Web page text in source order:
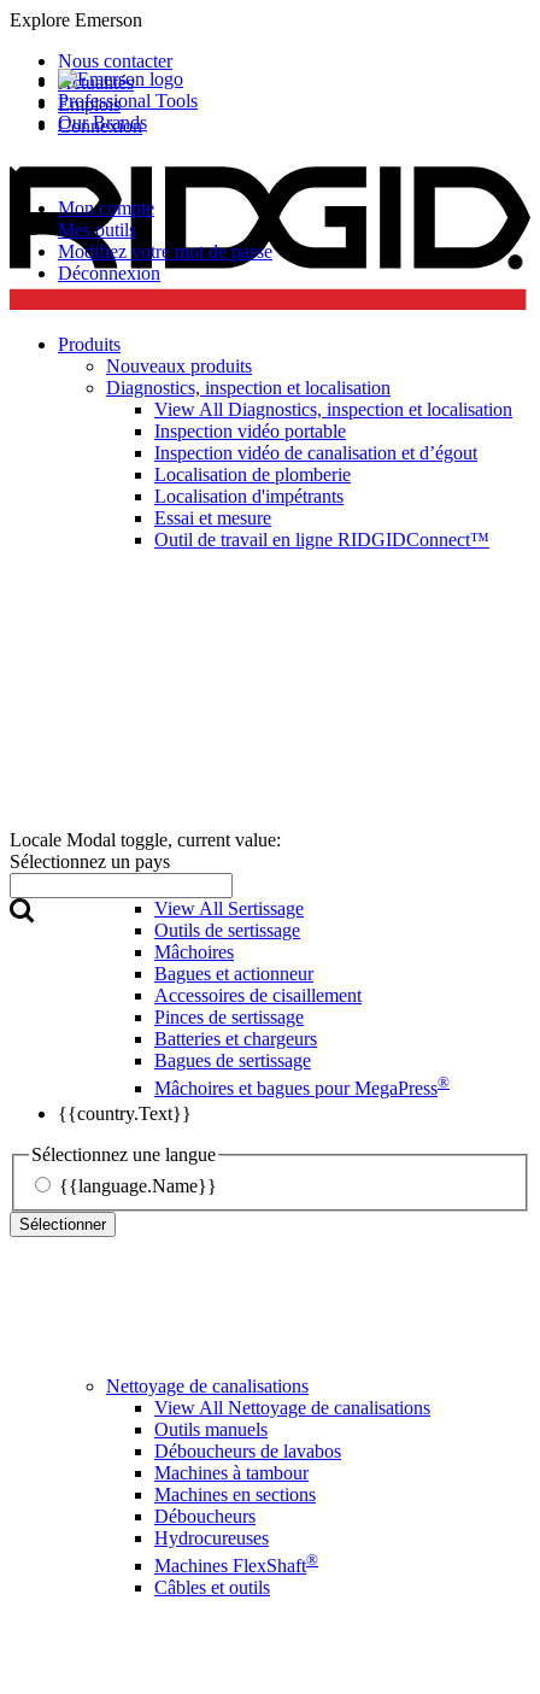
Explore Emerson
Professional Tools
Our Brands
Nous contacter
Actualités
Emplois
Connexion
Mon compte
Mes outils
Modifiez votre mot de passe
Déconnexion
Locale Modal toggle, current value:
Sélectionnez un pays
{{country.Text}}
Sélectionnez une langue
{{language.Name}}
Sélectionner
Produits
Nouveaux produits
Diagnostics, inspection et localisation
View All Diagnostics, inspection et localisation
Inspection vidéo portable
Inspection vidéo de canalisation et d’égout
Localisation de plomberie
Localisation d'impétrants
Essai et mesure
Outil de travail en ligne RIDGIDConnect™
View All Sertissage
Outils de sertissage
Mâchoires
Bagues et actionneur
Accessoires de cisaillement
Pinces de sertissage
Batteries et chargeurs
Bagues de sertissage
Mâchoires et bagues pour MegaPress®
Nettoyage de canalisations
View All Nettoyage de canalisations
Outils manuels
Déboucheurs de lavabos
Machines à tambour
Machines en sections
Déboucheurs
Hydrocureuses
Machines FlexShaft®
Câbles et outils